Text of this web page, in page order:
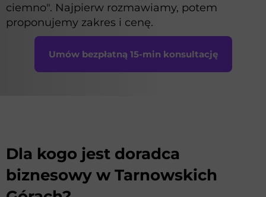
ciemno". Najpierw rozmawiamy, potem
proponujemy zakres i cenę.
Umów bezpłatną 15-min konsultację
Dla kogo jest doradca
biznesowy w Tarnowskich